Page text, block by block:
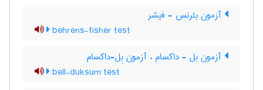
آزمون بئرنس - فیشر
behrens-fisher test
آزمون بل - داکسام ، آزمون بِل-داکسام
bell-duksum test